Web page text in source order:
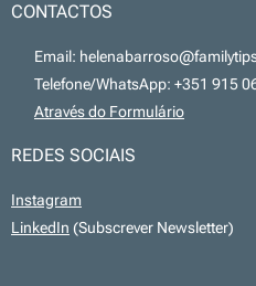
CONTACTOS
📧 Email:
📞 Telefone/WhatsApp: +351 915
Através do Formulário
REDES SOCIAIS
Instagram
LinkedIn (Subscrever Newsletter)